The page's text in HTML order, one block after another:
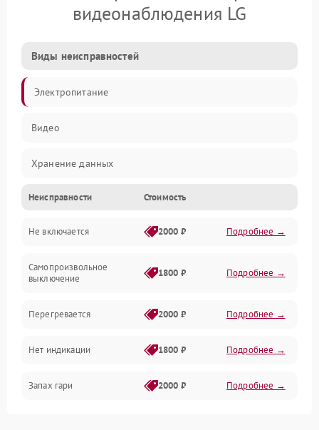
видеонаблюдения LG
Виды неисправностей
Электропитание
Видео
Хранение данных
Неисправности Стоимость
Не включается 2000 ₽ Подробнее →
Самопроизвольное
выключение
1800 ₽ Подробнее →
Перегревается 2000 ₽ Подробнее →
Нет индикации 1800 ₽ Подробнее →
Запах гари 2000 ₽ Подробнее →